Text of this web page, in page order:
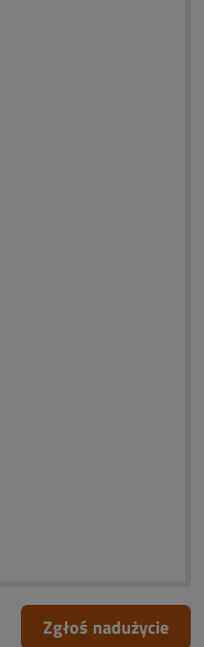
Zgłoś nadużycie